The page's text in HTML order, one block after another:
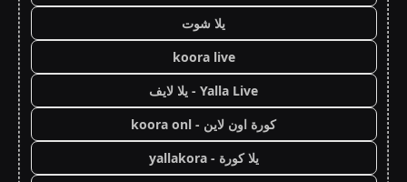
يلا شوت
koora live
Yalla Live - يلا لايف
كورة اون لاين - koora onl
يلا كورة - yallakora